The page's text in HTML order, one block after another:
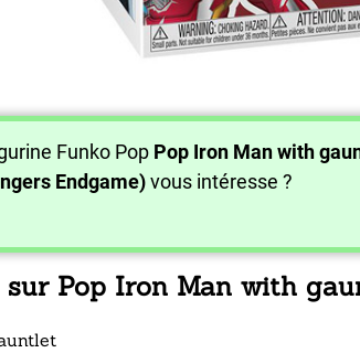
Funko Pop Pop Iron Man with
Endgame)vous intéresse ?
Pop Iron Man with